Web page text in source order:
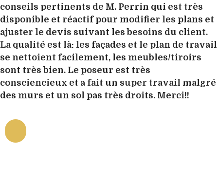
conseils pertinents de M. Perrin qui est très
disponible et réactif pour modifier les plans et
ajuster le devis suivant les besoins du client.
La qualité est là: les façades et le plan de travail
se nettoient facilement, les meubles/tiroirs
sont très bien. Le poseur est très
consciencieux et a fait un super travail malgré
des murs et un sol pas très droits. Merci!!